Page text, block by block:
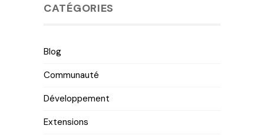
CATÉGORIES
Blog
Communauté
Développement
Extensions